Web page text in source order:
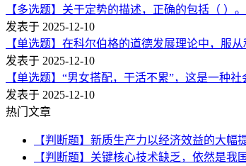
【多选题】关于定势的描述，正确的包括（ ）。
发表于 2025-12-10
【单选题】在科尔伯格的道德发展理论中，服
发表于 2025-12-10
【单选题】“男女搭配，干活不累”，这是一种社
发表于 2025-12-10
热门文章
【判断题】新质生产力以经济效益的大幅
【判断题】关键核心技术缺乏，依然是我